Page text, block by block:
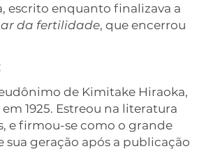
escrito enquanto finalizava a
da fertilidade, que encerrou
de Kimitake Hiraoka,
1925. Estreou na literatura
e firmou-se como o grande
geração após a publicação